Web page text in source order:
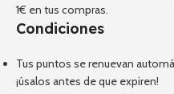
1€ en tus compras.
Condiciones
Tus puntos se renuevan
¡úsalos antes de que expiren!